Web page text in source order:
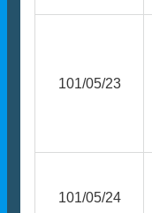
101/05/23
101/05/24